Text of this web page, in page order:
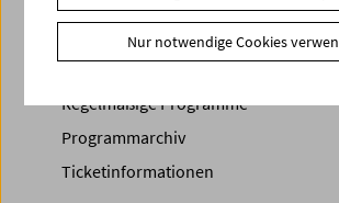
Spielplan
Regelmäßige Programme
Programmarchiv
Ticketinformationen
Nur notwendige Cookies